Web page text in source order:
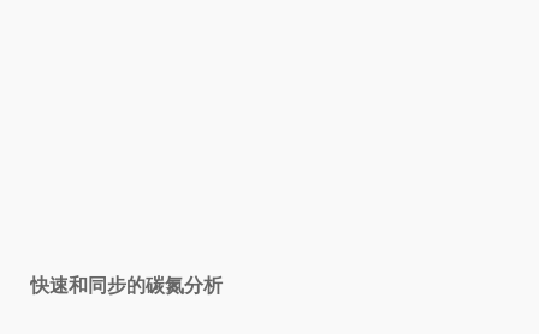
快速和同步的碳氮分析